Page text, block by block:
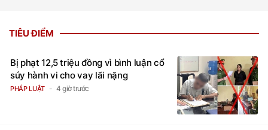
TIÊU ĐIỂM
Bị phạt 12,5 triệu đồng vì bình luận cổ
súy hành vi cho vay lãi nặng
PHÁP LUẬT 4 giờ trước